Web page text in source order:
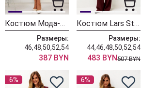
Костюм Мода-Юрс 26-2538 синий + крупный горох
Размеры:
46,48,50,52,54
387 BYN
Костюм Lars Style 1246 оттенки бордо+молочного
Размеры:
44,46,48,50,52,54
483 BYN507 BYN
6% 6%